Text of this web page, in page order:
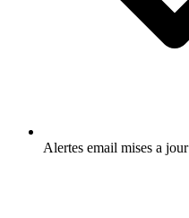
Alertes email mises a jour